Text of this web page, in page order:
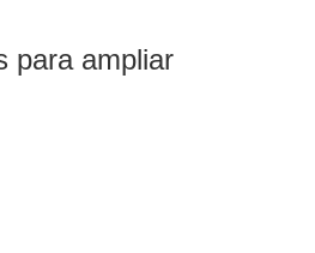
para ampliar